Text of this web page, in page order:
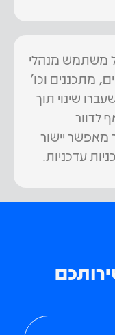
משתמש מנהלי
מתכננים וכו'
שינוי תוך
לדוור
מאפשר יישור
עדכניות.